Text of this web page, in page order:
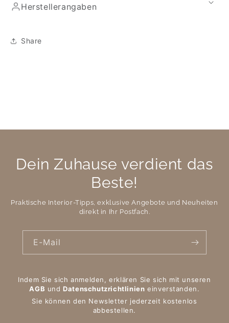
Herstellerangaben
Share
Dein Zuhause verdient das
Beste!
Praktische Interior-Tipps, exklusive Angebote und Neuheiten
direkt in Ihr Postfach.
E-Mail
Indem Sie sich anmelden, erklären Sie sich mit unseren
AGB undDatenschutzrichtlinien einverstanden.
Sie können den Newsletter jederzeit kostenlos
abbestellen.